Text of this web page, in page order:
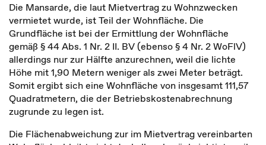
Die Mansarde, die laut Mietvertrag zu Wohnzwecken
vermietet wurde, ist Teil der Wohnfläche. Die
Grundfläche ist bei der Ermittlung der Wohnfläche
gemäß § 44 Abs. 1 Nr. 2 II. BV (ebenso § 4 Nr. 2 WoFlV)
allerdings nur zur Hälfte anzurechnen, weil die lichte
Höhe mit 1,90 Metern weniger als zwei Meter beträgt.
Somit ergibt sich eine Wohnfläche von insgesamt 111,57
Quadratmetern, die der Betriebskostenabrechnung
zugrunde zu legen ist.
Die Flächenabweichung zur im Mietvertrag vereinbarten